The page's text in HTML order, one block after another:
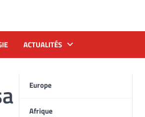
ACTUALITÉS
Europe
Afrique